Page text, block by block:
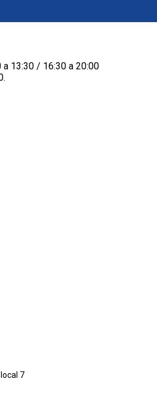
a 13:30 / 16:30 a 20:00
7